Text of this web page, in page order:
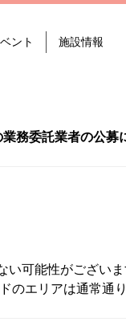
ント 施設情報
務委託業者の公募
い可能性がござい
のエリアは通常通